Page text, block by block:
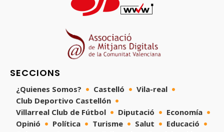
SECCIONS
¿Quienes Somos? Castelló
Vila-real
Club Deportivo Castellón
Villarreal Club de Fútbol
Diputació
Economía
Opinió
Política Turisme Salut
Educació